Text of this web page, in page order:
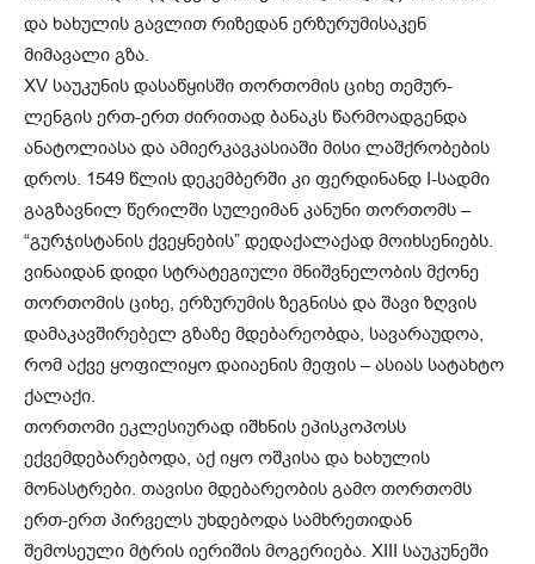
და ხახულის გავლით რიზედან ერზურუმისაკენ
მიმავალი გზა.
XV საუკუნის დასაწყისში თორთომის ციხე თემურ-
ლენგის ერთ-ერთ ძირითად ბანაკს წარმოადგენდა
ანატოლიასა და ამიერკავკასიაში მისი ლაშქრობების
დროს. 1549 წლის დეკემბერში კი ფერდინანდ I-სადმი
გაგზავნილ წერილში სულეიმან კანუნი თორთომს –
“გურჯისტანის ქვეყნების” დედაქალაქად მოიხსენიებს.
ვინაიდან დიდი სტრატეგიული მნიშვნელობის მქონე
თორთომის ციხე, ერზურუმის ზეგნისა და შავი ზღვის
დამაკავშირებელ გზაზე მდებარეობდა, სავარაუდოა,
რომ აქვე ყოფილიყო დაიაენის მეფის – ასიას სატახტო
ქალაქი.
თორთომი ეკლესიურად იშხნის ეპისკოპოსს
ექვემდებარებოდა, აქ იყო ოშკისა და ხახულის
მონასტრები. თავისი მდებარეობის გამო თორთომს
ერთ-ერთ პირველს უხდებოდა სამხრეთიდან
შემოსეული მტრის იერიშის მოგერიება. XIII საუკუნეში